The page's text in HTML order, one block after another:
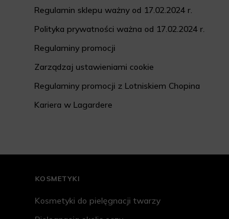
Regulamin sklepu ważny od 17.02.2024 r.
Polityka prywatności ważna od 17.02.2024 r.
Regulaminy promocji
Zarządzaj ustawieniami cookie
Regulaminy promocji z Lotniskiem Chopina
Kariera w Lagardere
KOSMETYKI
Kosmetyki do pielęgnacji twarzy